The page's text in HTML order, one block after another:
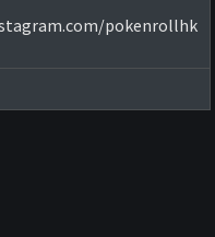
pokenrollhk